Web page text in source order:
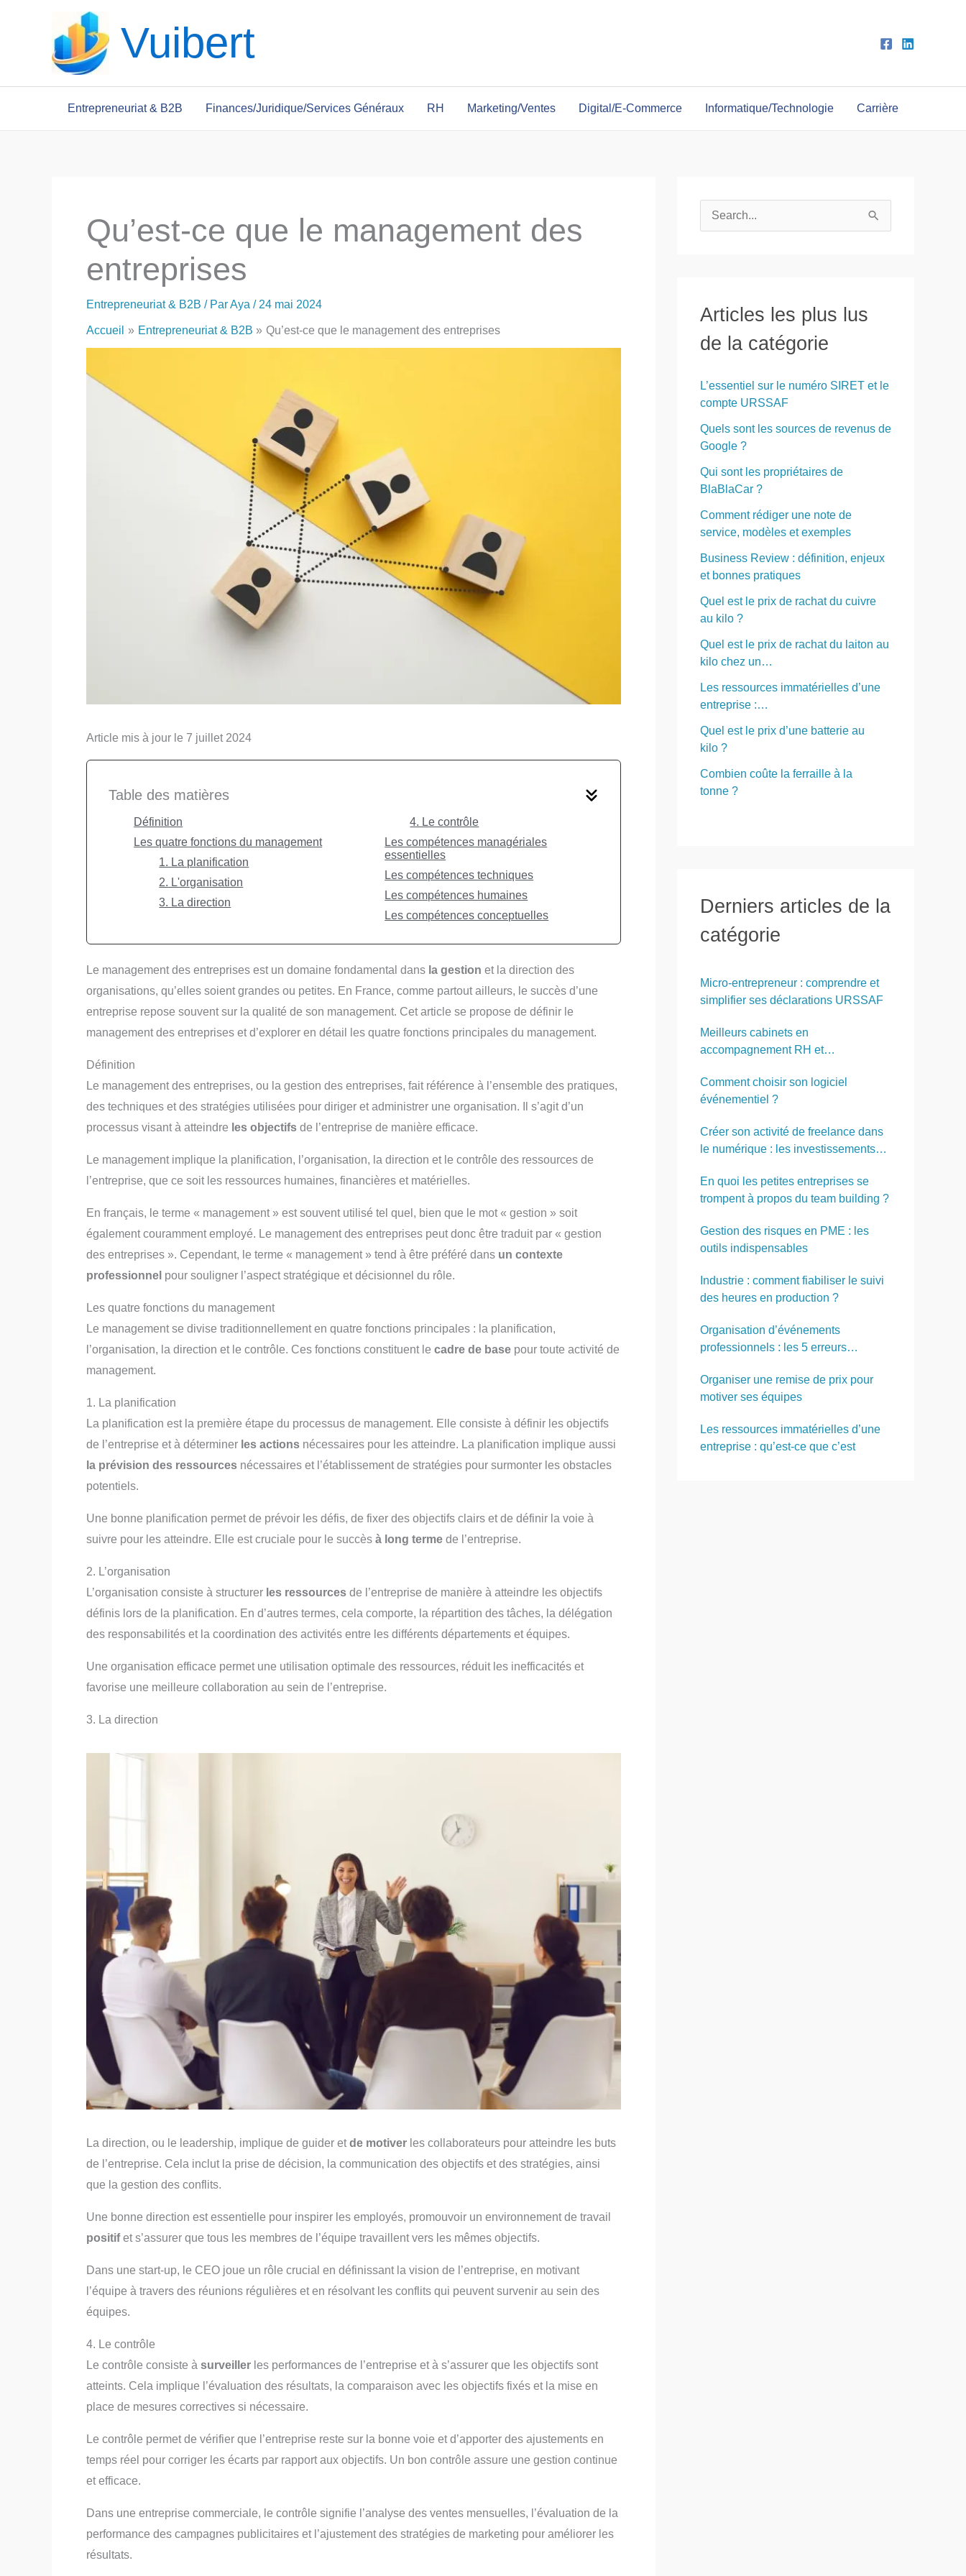
Vuibert
Entrepreneuriat & B2B Finances/Juridique/Services Généraux RH Marketing/Ventes Digital/E-Commerce Informatique/Technologie Carrière
Qu’est-ce que le management des
entreprises
Entrepreneuriat & B2B / ParAya / 24 mai 2024
Accueil Entrepreneuriat & B2B Qu’est-ce que le management des entreprises
Article mis à jour le 7 juillet 2024
Table des matières
Définition
Les quatre fonctions du management
1. La planification
2. L'organisation
3. La direction
4. Le contrôle
Les compétences managériales
essentielles
Les compétences techniques
Les compétences humaines
Les compétences conceptuelles
Le management des entreprises est un domaine fondamental dans la gestion et la direction des
organisations, qu’elles soient grandes ou petites. En France, comme partout ailleurs, le succès d’une
entreprise repose souvent sur la qualité de son management. Cet article se propose de définir le
management des entreprises et d’explorer en détail les quatre fonctions principales du management.
Définition
Le management des entreprises, ou la gestion des entreprises, fait référence à l’ensemble des pratiques,
des techniques et des stratégies utilisées pour diriger et administrer une organisation. Il s’agit d’un
processus visant à atteindre les objectifs de l’entreprise de manière efficace.
Le management implique la planification, l’organisation, la direction et le contrôle des ressources de
l’entreprise, que ce soit les ressources humaines, financières et matérielles.
En français, le terme « management » est souvent utilisé tel quel, bien que le mot « gestion » soit
également couramment employé. Le management des entreprises peut donc être traduit par « gestion
des entreprises ». Cependant, le terme « management » tend à être préféré dans un contexte
professionnel pour souligner l’aspect stratégique et décisionnel du rôle.
Les quatre fonctions du management
Le management se divise traditionnellement en quatre fonctions principales : la planification,
l’organisation, la direction et le contrôle. Ces fonctions constituent le cadre de base pour toute activité de
management.
1. La planification
La planification est la première étape du processus de management. Elle consiste à définir les objectifs
de l’entreprise et à déterminer les actions nécessaires pour les atteindre. La planification implique aussi
la prévision des ressources nécessaires et l’établissement de stratégies pour surmonter les obstacles
potentiels.
Une bonne planification permet de prévoir les défis, de fixer des objectifs clairs et de définir la voie à
suivre pour les atteindre. Elle est cruciale pour le succès à long terme de l’entreprise.
2. L’organisation
L’organisation consiste à structurer les ressources de l’entreprise de manière à atteindre les objectifs
définis lors de la planification. En d’autres termes, cela comporte, la répartition des tâches, la délégation
des responsabilités et la coordination des activités entre les différents départements et équipes.
Une organisation efficace permet une utilisation optimale des ressources, réduit les inefficacités et
favorise une meilleure collaboration au sein de l’entreprise.
3. La direction
La direction, ou le leadership, implique de guider etde motiver les collaborateurs pour atteindre les buts
de l’entreprise. Cela inclut la prise de décision, la communication des objectifs et des stratégies, ainsi
que la gestion des conflits.
Une bonne direction est essentielle pour inspirer les employés, promouvoir un environnement de travail
positifet s’assurer que tous les membres de l’équipe travaillent vers les mêmes objectifs.
Dans une start-up, le CEO joue un rôle crucial en définissant la vision de l’entreprise, en motivant
l’équipe à travers des réunions régulières et en résolvant les conflits qui peuvent survenir au sein des
équipes.
4. Le contrôle
Le contrôle consiste à surveiller les performances de l’entreprise et à s’assurer que les objectifs sont
atteints. Cela implique l’évaluation des résultats, la comparaison avec les objectifs fixés et la mise en
place de mesures correctives si nécessaire.
Le contrôle permet de vérifier que l’entreprise reste sur la bonne voie et d’apporter des ajustements en
temps réel pour corriger les écarts par rapport aux objectifs. Un bon contrôle assure une gestion continue
et efficace.
Dans une entreprise commerciale, le contrôle signifie l’analyse des ventes mensuelles, l’évaluation de la
performance des campagnes publicitaires et l’ajustement des stratégies de marketing pour améliorer les
résultats.
e
r
c
Articles les plus lus
de la catégorie
L’essentiel sur le numéro SIRET et le
compte URSSAF
Quels sont les sources de revenus de
Google ?
Qui sont les propriétaires de
BlaBlaCar ?
Comment rédiger une note de
service, modèles et exemples
Business Review : définition, enjeux
et bonnes pratiques
Quel est le prix de rachat du cuivre
au kilo ?
Quel est le prix de rachat du laiton au
kilo chez un…
Les ressources immatérielles d’une
entreprise :…
Quel est le prix d’une batterie au
kilo ?
Combien coûte la ferraille à la
tonne ?
Derniers articles de la
catégorie
Micro-entrepreneur : comprendre et
simplifier ses déclarations URSSAF
Meilleurs cabinets en
accompagnement RH et
Comment choisir son logiciel
événementiel ?
Créer son activité de freelance dans
le numérique : les investissements
En quoi les petites entreprises se
trompent à propos du team building ?
Gestion des risques en PME : les
outils indispensables
Industrie : comment fiabiliser le suivi
des heures en production ?
Organisation d’événements
professionnels : les 5 erreurs
Organiser une remise de prix pour
motiver ses équipes
Les ressources immatérielles d’une
entreprise : qu’est-ce que c’est